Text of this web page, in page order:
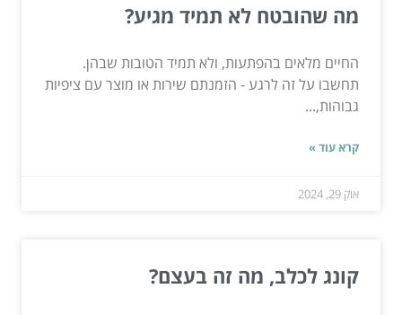
מה שהובטח לא תמיד מגיע?
החיים מלאים בהפתעות, ולא תמיד הטובות שבהן.
תחשבו על זה לרגע - הזמנתם שירות או מוצר עם ציפיות
גבוהות,...
קרא עוד »
אוק 29, 2024
קונג לכלב, מה זה בעצם?